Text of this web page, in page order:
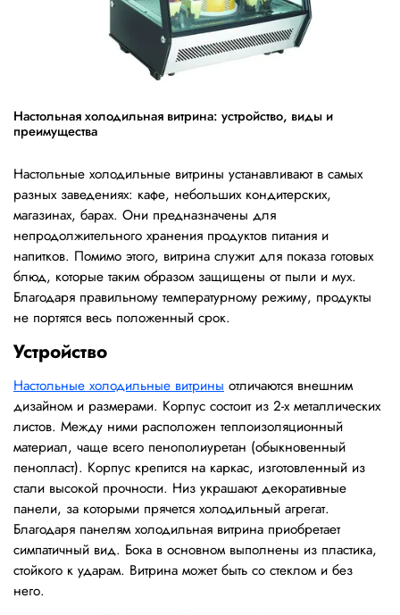
Настольная холодильная витрина: устройство, виды и
преимущества
Настольные холодильные витрины устанавливают в самых
разных заведениях: кафе, небольших кондитерских,
магазинах, барах. Они предназначены для
непродолжительного хранения продуктов питания и
напитков. Помимо этого, витрина служит для показа готовых
блюд, которые таким образом защищены от пыли и мух.
Благодаря правильному температурному режиму, продукты
не портятся весь положенный срок.
Устройство
Настольные холодильные витрины отличаются внешним
дизайном и размерами. Корпус состоит из 2-х металлических
листов. Между ними расположен теплоизоляционный
материал, чаще всего пенополиуретан (обыкновенный
пенопласт). Корпус крепится на каркас, изготовленный из
стали высокой прочности. Низ украшают декоративные
панели, за которыми прячется холодильный агрегат.
Благодаря панелям холодильная витрина приобретает
симпатичный вид. Бока в основном выполнены из пластика,
стойкого к ударам. Витрина может быть со стеклом и без
него.